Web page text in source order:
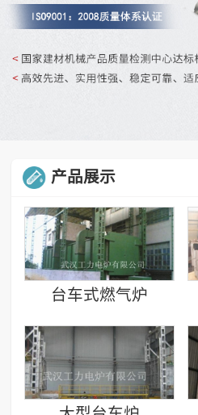
产品展示
台车式燃气炉